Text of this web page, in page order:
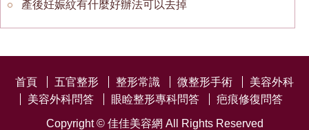
產後妊娠紋有什麼好辦法可以去掉
首頁 五官整形 整形常識 微整形手術
美容外科
美容外科問答
眼睑整形專科問答 疤痕修復問答
Copyright © 佳佳美容網 All Rights Reserved